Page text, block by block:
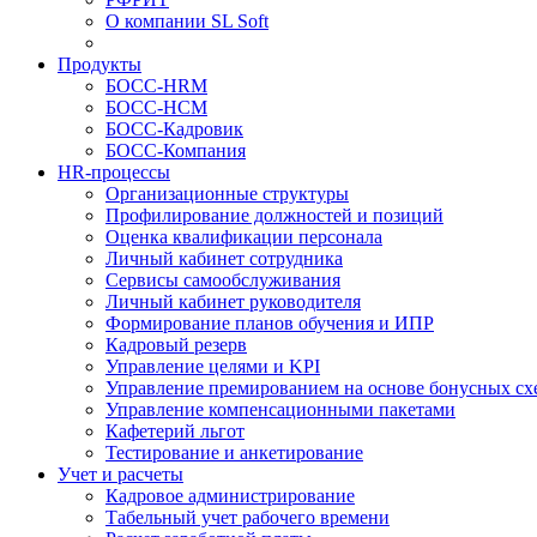
О компании SL Soft
Продукты
БОСС-HRM
БОСС-HCM
БОСС-Кадровик
БОСС-Компания
HR-процессы
Организационные структуры
Профилирование должностей и позиций
Оценка квалификации персонала
Личный кабинет сотрудника
Сервисы самообслуживания
Личный кабинет руководителя
Формирование планов обучения и ИПР
Кадровый резерв
Управление целями и KPI
Управление премированием на основе бонусных
Управление компенсационными пакетами
Кафетерий льгот
Тестирование и анкетирование
Учет и расчеты
Кадровое администрирование
Табельный учет рабочего времени